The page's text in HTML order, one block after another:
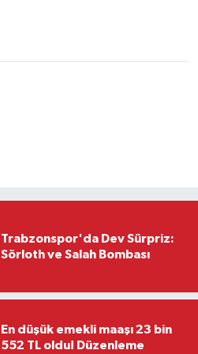
Trabzonspor'da Dev Sürpriz:
Sörloth ve Salah Bombası
En düşük emekli maaşı 23 bin
552 TL oldu! Düzenleme